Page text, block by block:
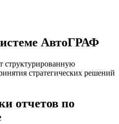
АвтоГРАФ
структурированную
стратегических решений
отчетов по